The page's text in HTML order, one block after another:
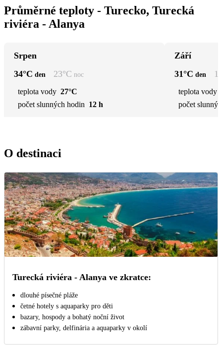
Průměrné teploty - Turecko, Turecká
riviéra - Alanya
Srpen
34°C den 23°C noc
teplota vody 27°C
počet slunných hodin 12 h
Září
31°C den
teplota vody
počet
O destinaci
Turecká riviéra - Alanya ve zkratce:
dlouhé písečné pláže
četné hotely s aquaparky pro děti
bazary, hospody a bohatý noční život
zábavní parky, delfinária a aquaparky v okolí